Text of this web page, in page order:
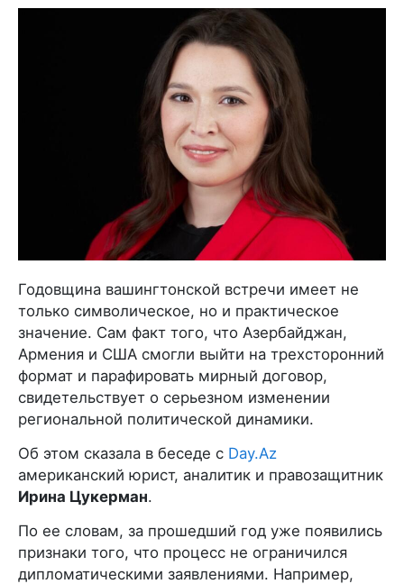
Годовщина вашингтонской встречи имеет не
только символическое, но и практическое
значение. Сам факт того, что Азербайджан,
Армения и США смогли выйти на трехсторонний
формат и парафировать мирный договор,
свидетельствует о серьезном изменении
региональной политической динамики.
Об этом сказала в беседе с Day.Az
американский юрист, аналитик и правозащитник
Ирина Цукерман.
По ее словам, за прошедший год уже появились
признаки того, что процесс не ограничился
дипломатическими заявлениями. Например,